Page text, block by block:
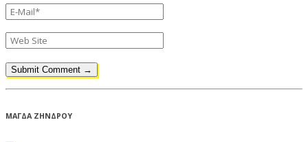
ΜΑΓΔΑ ΖΗΝΔΡΟΥ